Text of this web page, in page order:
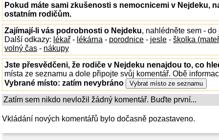
Pokud máte sami zkušenosti s nemocnicemi v Nejdeku,
ostatním rodičům.
Zajímají-li vás podrobnosti o Nejdeku, nahlédněte sem - do
Další odkazy: lékař - lékárna - porodnice - jesle - školka
volný čas - nákupy
Jste přesvědčeni, že rodiče v Nejdeku nenajdou to, co
místa ze seznamu a dole připojte svůj komentář. Obě
Vybrané místo: zatím nevybráno
Zatím sem nikdo nevložil žádný komentář. Buďte první...
Vkládání nových komentářů bylo dočasně pozastaveno.